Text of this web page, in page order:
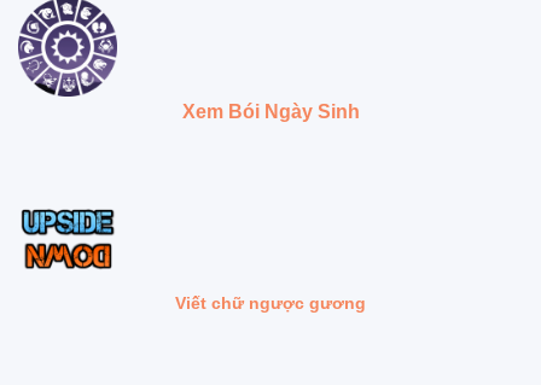
Xem Bói Ngày Sinh
Viết chữ ngược gương